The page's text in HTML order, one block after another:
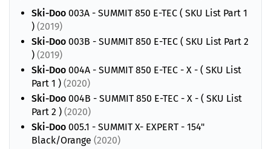
Ski-Doo 003A - SUMMIT 850 E-TEC ( SKU List Part 1
) (2019)
Ski-Doo 003B - SUMMIT 850 E-TEC ( SKU List Part 2
) (2019)
Ski-Doo 004A - SUMMIT 850 E-TEC - X - ( SKU List
Part 1 ) (2020)
Ski-Doo 004B - SUMMIT 850 E-TEC - X - ( SKU List
Part 2 ) (2020)
Ski-Doo 005.1 - SUMMIT X- EXPERT - 154"
Black/Orange (2020)